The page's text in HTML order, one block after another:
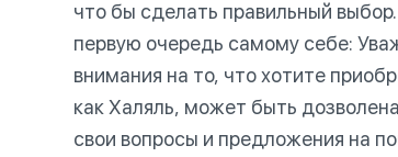
что бы сделать правильный
первую очередь самому себе:
внимания на то, что хотите
как Халяль, может быть
свои вопросы и предложения на